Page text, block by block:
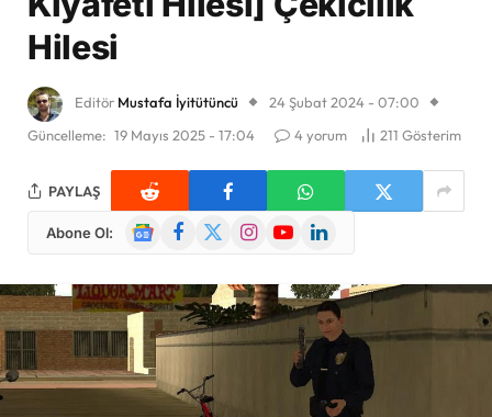
Hilesi
Editör Mustafa İyitütüncü
24 Şubat 2024 - 07:00
Güncelleme: 19 Mayıs 2025 - 17:04 4 yorum 211 Gösterim
PAYLAŞ
Abone Ol:
GoogleFacebook
X
InstagramYouTubeLinkedIn